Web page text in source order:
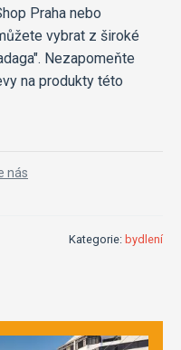
Praha nebo
vybrat z široké
Nezapomeňte
na produkty této
nás
Kategorie: bydlení